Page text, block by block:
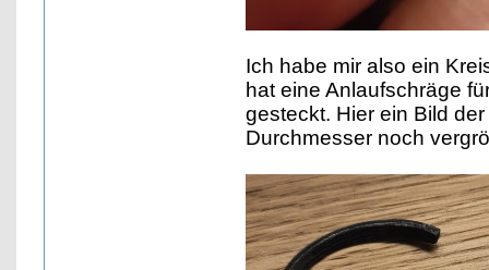
Ich habe mir also ein
hat eine Anlaufschräge
gesteckt. Hier ein Bild
Durchmesser noch